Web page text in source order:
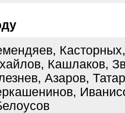
Кашлаков,
Азаров,